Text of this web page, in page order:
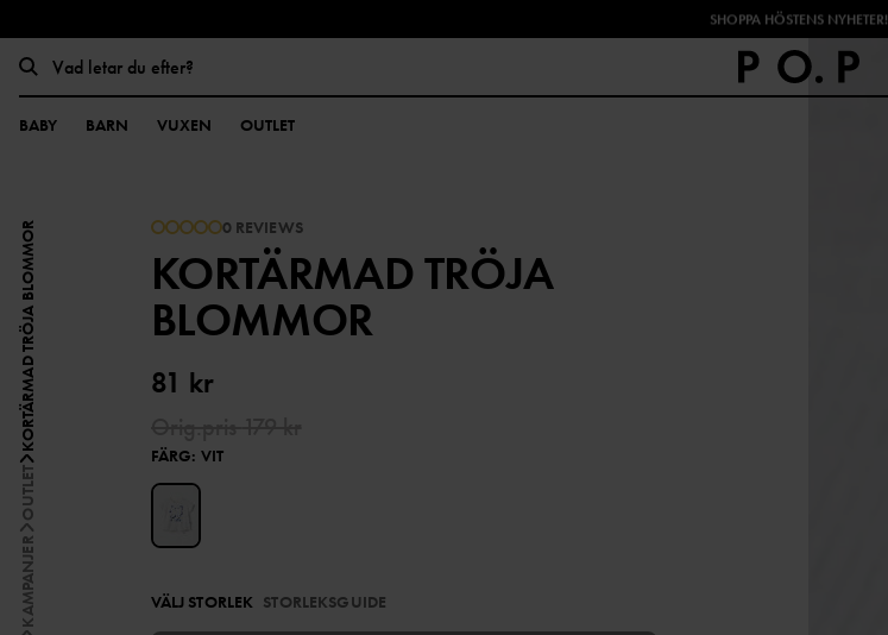
SHOPPA HÖSTENS NYHETER!
BABY BARN VUXEN OUTLET
KAMPANJER
OUTLET
KORTÄRMAD TRÖJA BLOMMOR 0 REVIEWS
KORTÄRMAD TRÖJA
BLOMMOR
81 kr
FÄRG: VIT
VÄLJ STORLEK STORLEKSGUIDE